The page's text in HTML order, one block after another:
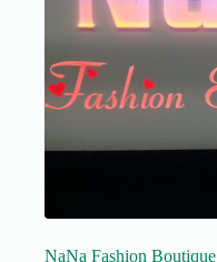
NaNa Fashion Boutique